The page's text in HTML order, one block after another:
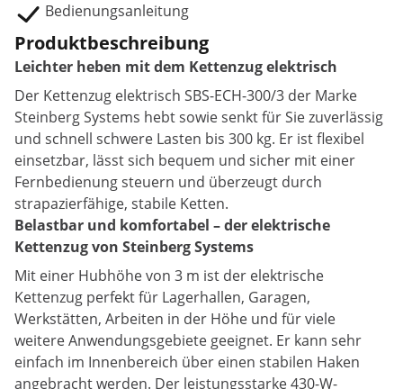
Bedienungsanleitung
Produktbeschreibung
Leichter heben mit dem Kettenzug elektrisch
Der Kettenzug elektrisch SBS-ECH-300/3 der Marke
Steinberg Systems hebt sowie senkt für Sie zuverlässig
und schnell schwere Lasten bis 300 kg. Er ist flexibel
einsetzbar, lässt sich bequem und sicher mit einer
Fernbedienung steuern und überzeugt durch
strapazierfähige, stabile Ketten.
Belastbar und komfortabel – der elektrische
Kettenzug von Steinberg Systems
Mit einer Hubhöhe von 3 m ist der elektrische
Kettenzug perfekt für Lagerhallen, Garagen,
Werkstätten, Arbeiten in der Höhe und für viele
weitere Anwendungsgebiete geeignet. Er kann sehr
einfach im Innenbereich über einen stabilen Haken
angebracht werden. Der leistungsstarke 430-W-